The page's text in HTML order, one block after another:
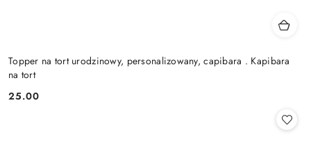
Topper na tort urodzinowy, personalizowany, capibara . Kapibara
na tort
Cena:
25.00